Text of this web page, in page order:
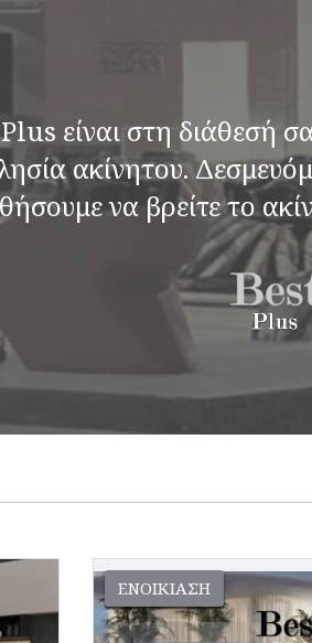
είναι στη διάθεσή
ακίνητου.
να βρείτε το
ΕΝΟΙΚΊΑΣΗ